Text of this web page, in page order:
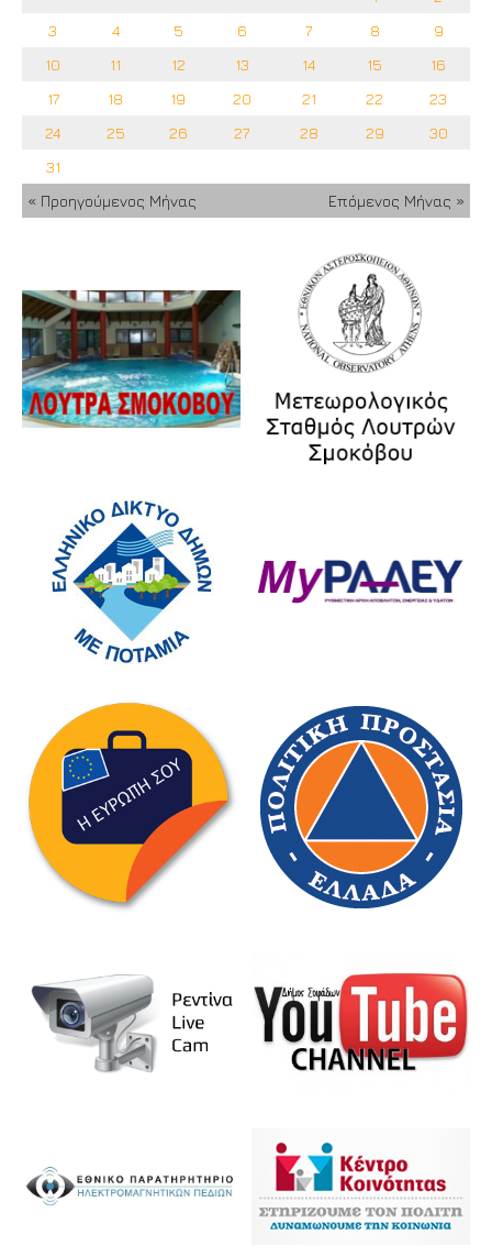
3
4 5 6 7 8
9
10
11 12 13 14 15
16
17
18 19 20 21 22
23
24
25 26 27 28 29
30
31
« Προηγούμενος Μήνας
Επόμενος Μήνας »